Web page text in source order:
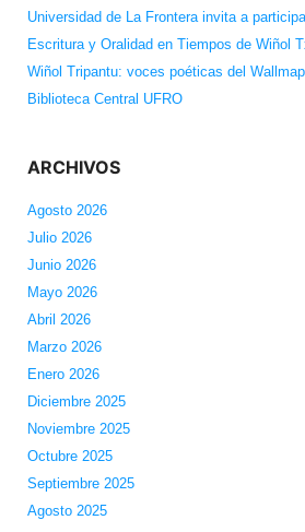
Universidad de La Frontera invita a
Escritura y Oralidad en Tiempos de Wiñol
Wiñol Tripantu: voces poéticas del
Biblioteca Central UFRO
ARCHIVOS
Agosto 2026
Julio 2026
Junio 2026
Mayo 2026
Abril 2026
Marzo 2026
Enero 2026
Diciembre 2025
Noviembre 2025
Octubre 2025
Septiembre 2025
Agosto 2025